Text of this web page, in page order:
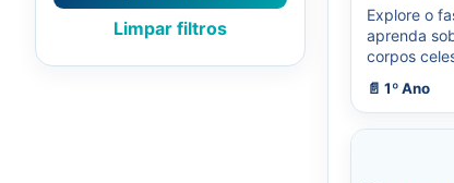
Limpar filtros
Explore o
aprenda
corpos
📄 1º Ano